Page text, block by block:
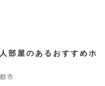
部屋のあるおすすめホ
市